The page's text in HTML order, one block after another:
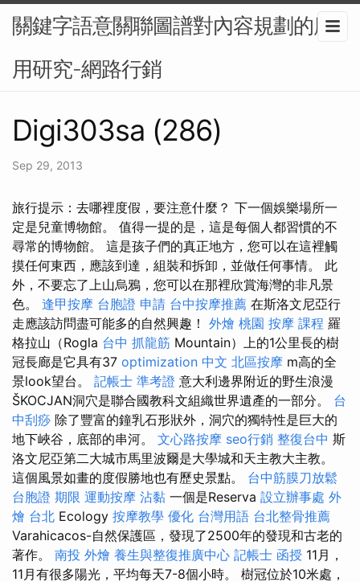
關鍵字語意關聯圖譜對內容規劃的應
用研究-網路行銷
Digi303sa (286)
Sep 29, 2013
旅行提示：去哪裡度假，要注意什麼？ 下一個娛樂場所一
定是兒童博物館。 值得一提的是，這是每個人都習慣的不
尋常的博物館。 這是孩子們的真正地方，您可以在這裡觸
摸任何東西，應該到達，組裝和拆卸，並做任何事情。 此
外，不要忘了上山烏鴉，您可以在那裡欣賞海灣的非凡景
色。 逢甲按摩 台胞證 申請 台中按摩推薦 在斯洛文尼亞行
走應該訪問盡可能多的自然興趣！ 外燴 桃園 按摩 課程 羅
格拉山（Rogla 台中 抓龍筋 Mountain）上的1公里長的樹
冠長廊是它具有37 optimization 中文 北區按摩 m高的全
景look望台。 記帳士 準考證 意大利邊界附近的野生浪漫
ŠKOCJAN洞穴是聯合國教科文組織世界遺產的一部分。 台
中刮痧 除了豐富的鐘乳石形狀外，洞穴的獨特性是巨大的
地下峽谷，底部的串河。 文心路按摩 seo行銷 整復台中 斯
洛文尼亞第二大城市馬里波爾是大學城和天主教大主教。
這個風景如畫的度假勝地也有歷史景點。 台中筋膜刀放鬆
台胞證 期限 運動按摩 沾黏 一個是Reserva 設立辦事處 外
燴 台北 Ecology 按摩教學 優化 台灣用語 台北整骨推薦
Varahicacos-自然保護區，發現了2500年的發現和古老的
著作。 南投 外燴 養生與整復推廣中心 記帳士 函授 11月，
11月有很多陽光，平均每天7-8個小時。 樹冠位於10米處，